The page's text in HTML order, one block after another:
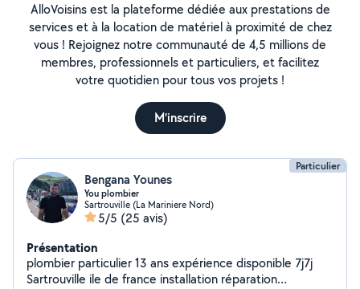
AlloVoisins est la plateforme dédiée aux prestations de
services et à la location de matériel à proximité de chez
vous ! Rejoignez notre communauté de 4,5 millions de
membres, professionnels et particuliers, et facilitez
votre quotidien pour tous vos projets !
M'inscrire
Particulier
Bengana Younes
You plombier
Sartrouville (La Mariniere Nord)
5/5 (25 avis)
Présentation
plombier particulier 13 ans expérience disponible 7j7j
Sartrouville ile de france installation réparation